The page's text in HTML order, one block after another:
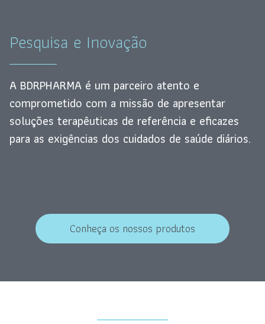
Pesquisa e Inovação
A BDRPHARMA é um parceiro atento e
comprometido com a missão de apresentar
soluções terapêuticas de referência e eficazes
para as exigências dos cuidados de saúde diários.
Conheça os nossos produtos